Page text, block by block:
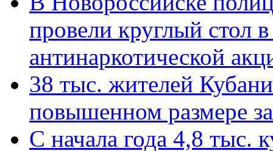
провели круглый стол
антинаркотической
38 тыс. жителей
повышенном размере
С начала года 4,8 тыс.